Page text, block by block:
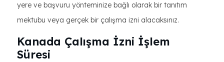
yere ve başvuru yönteminize bağlı olarak bir tanıtım
mektubu veya gerçek bir çalışma izni alacaksınız.
Kanada Çalışma İzni İşlem
Süresi